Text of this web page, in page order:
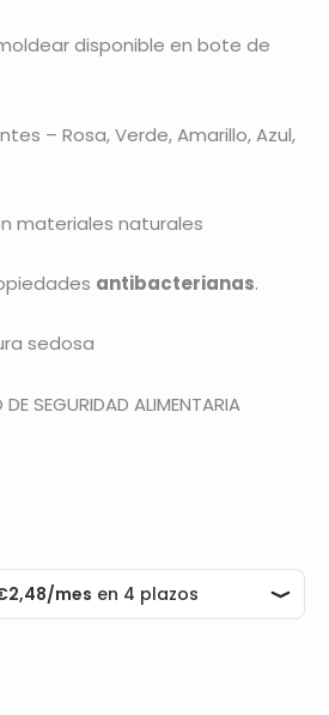
disponible en bote de
– Rosa, Verde, Amarillo, Azul,
materiales naturales
antibacterianas.
sedosa
SEGURIDAD ALIMENTARIA